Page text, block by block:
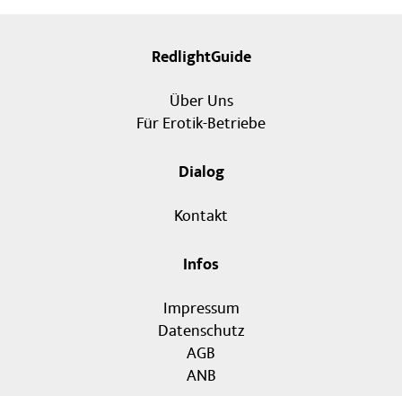
RedlightGuide
Über Uns
Für Erotik-Betriebe
Dialog
Kontakt
Infos
Impressum
Datenschutz
AGB
ANB